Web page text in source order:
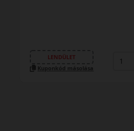
LENDÜLET
Kuponkód másolása